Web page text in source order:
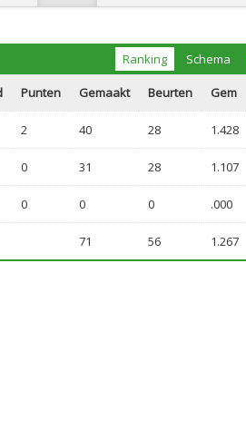
Ranking Schema
Punten Gemaakt Beurten Gem
2 40 28 1.428
0 31 28 1.107
0 0 0 .000
71 56 1.267